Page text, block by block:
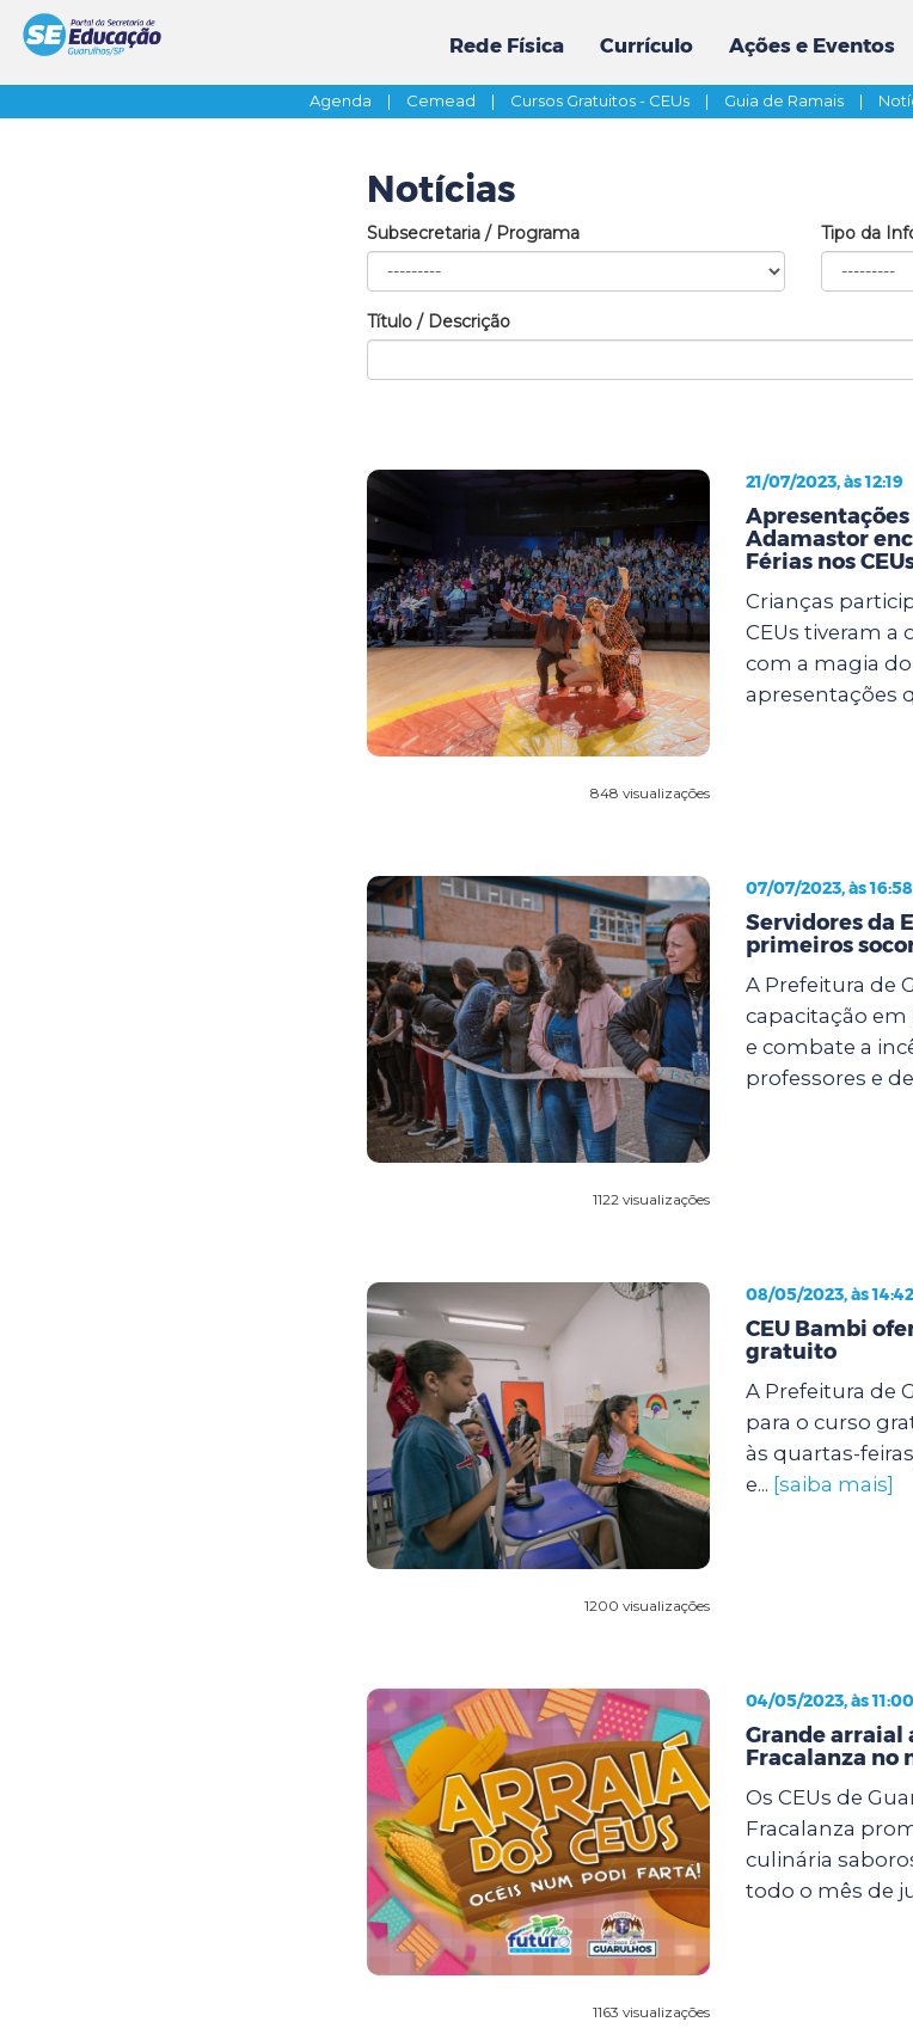
Rede Física Currículo Ações e Eventos
Agenda | Cemead | Cursos Gratuitos - CEUs | Guia de Ramais |
Notícias
Subsecretaria / Programa Tipo da
Título / Descrição
848 visualizações
21/07/2023, às 12:19
Adamastor
Férias nos
Crianças
CEUs tiveram a
com a magia
apresentações
1122 visualizações
07/07/2023, às 16:58
Servidores da
primeiros
A Prefeitura de
capacitação
e combate a
professores e
1200 visualizações
08/05/2023, às 14:42
CEU Bambi
gratuito
A Prefeitura de
para o curso
às quartas-
e... [saiba mais]
1163 visualizações
04/05/2023, às 11:00
Grande arraial
Fracalanza no
Os CEUs de
Fracalanza
culinária
todo o mês de